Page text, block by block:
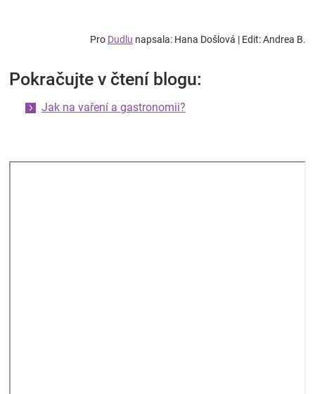
Pro Dudlu napsala: Hana Došlová | Edit: Andrea B.
Pokračujte v čtení blogu:
Jak na vaření a gastronomii?